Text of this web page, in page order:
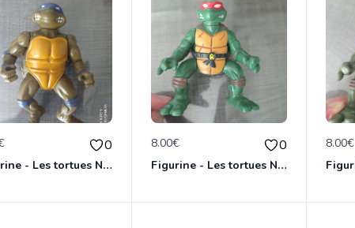
0
Figurine - Les tortues Ninja - Donatello
8.00€ 0
Figurine - Les tortues Ninja - Raphael
8.00€